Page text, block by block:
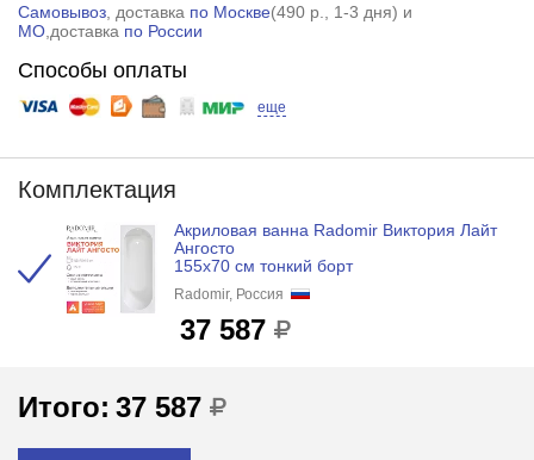
Самовывоз, доставка по Москве(490 р.
, 1-3 дня) и
МО,доставка по России
Способы оплаты
еще
Комплектация
Акриловая ванна Radomir Виктория Лайт
Ангосто
155x70 см тонкий борт
Radomir, Россия
37 587
Итого: 37 587